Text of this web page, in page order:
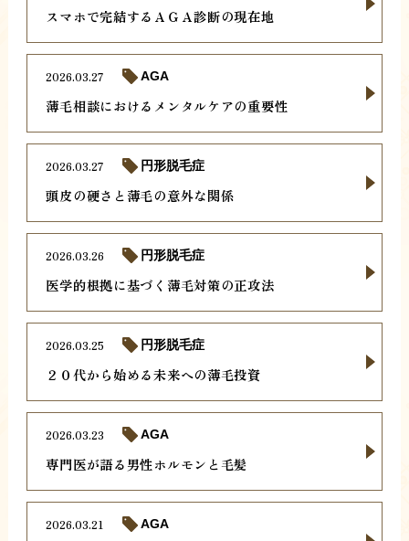
スマホで完結するＡＧＡ診断の現在地
薄毛相談におけるメンタルケアの重要性
2026.03.27 AGA
頭皮の硬さと薄毛の意外な関係
2026.03.27 円形脱毛症
医学的根拠に基づく薄毛対策の正攻法
2026.03.26 円形脱毛症
２０代から始める未来への薄毛投資
2026.03.25 円形脱毛症
専門医が語る男性ホルモンと毛髪
2026.03.23 AGA
2026.03.21 AGA